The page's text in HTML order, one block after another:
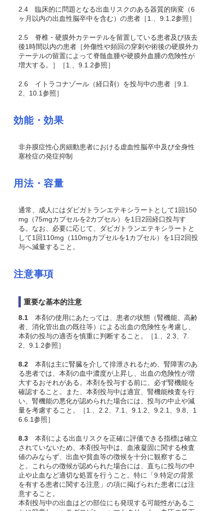
2.4 臨床的に問題となる出血リスクのある器質的病変（6
ヶ月以内の出血性脳卒中を含む）の患者［1.、9.1.2参照］
2.5 脊椎・硬膜外カテーテルを留置している患者及び抜去
後1時間以内の患者［外傷性や頻回の穿刺や術後の硬膜外カ
テーテルの留置によって脊髄血腫や硬膜外血腫の危険性が
増大する。］［1.、9.1.2参照］
2.6 イトラコナゾール（経口剤）を投与中の患者［9.1.
2、10.1参照］
効能・効果
非弁膜症性心房細動患者における虚血性脳卒中及び全身性
塞栓症の発症抑制
用法・容量
通常、成人にはダビガトランエテキシラートとして1回150
mg（75mgカプセルを2カプセル）を1日2回経口投与す
る。なお、必要に応じて、ダビガトランエテキシラートと
して1回110mg（110mgカプセルを1カプセル）を1日2回投
与へ減量すること。
注意事項
重要な基本的注意
8.1 本剤の使用にあたっては、患者の状態（腎機能、高齢
者、消化管出血の既往等）による出血の危険性を考慮し、
本剤の投与の適否を慎重に判断すること。［1.、2.3、7.
2、9.1.2参照］
8.2 本剤は主に腎臓を介して排泄されるため、腎障害のあ
る患者では、本剤の血中濃度が上昇し、出血の危険性が増
大するおそれがある。本剤を投与する前に、必ず腎機能を
確認すること。また、本剤投与中は適宜、腎機能検査を行
い、腎機能の悪化が認められた場合には、投与の中止や減
量を考慮すること。［1.、2.2、7.1、9.1.2、9.2.1、9.8、1
6.6.1参照］
8.3 本剤による出血リスクを正確に評価できる指標は確立
されていないため、本剤投与中は、血液凝固に関する検査
値のみならず、出血や貧血等の徴候を十分に観察するこ
と。これらの徴候が認められた場合には、直ちに投与の中
止や止血など適切な処置を行うこと。特に「9.特定の背景
を有する患者に関する注意」の項に掲げられた患者には注
意すること。
本剤投与中の出血はどの部位にも発現する可能性があるこ